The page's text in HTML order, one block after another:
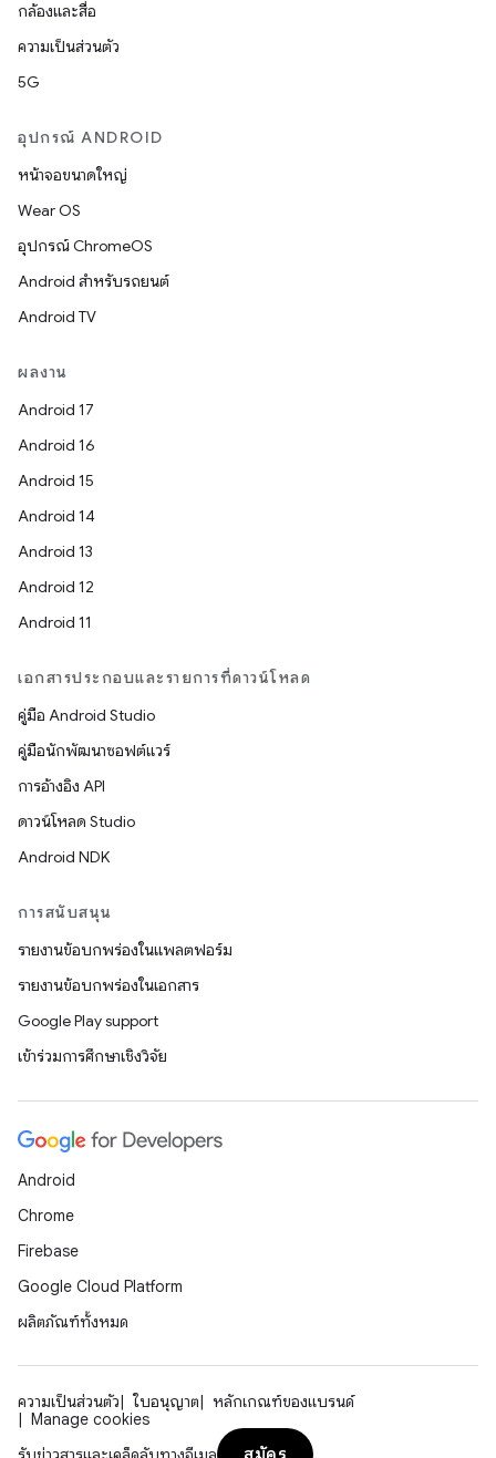
กล้องและสื่อ
ความเป็นส่วนตัว
5G
อุปกรณ์ ANDROID
หน้าจอขนาดใหญ่
Wear OS
อุปกรณ์ ChromeOS
Android สำหรับรถยนต์
Android TV
ผลงาน
Android 17
Android 16
Android 15
Android 14
Android 13
Android 12
Android 11
เอกสารประกอบและรายการที่ดาวน์โหลด
คู่มือ Android Studio
คู่มือนักพัฒนาซอฟต์แวร์
การอ้างอิง API
ดาวน์โหลด Studio
Android NDK
การสนับสนุน
รายงานข้อบกพร่องในแพลตฟอร์ม
รายงานข้อบกพร่องในเอกสาร
Google Play support
เข้าร่วมการศึกษาเชิงวิจัย
Android
Chrome
Firebase
Google Cloud Platform
ผลิตภัณฑ์ทั้งหมด
ความเป็นส่วนตัว ใบอนุญาต
หลักเกณฑ์ของแบรนด์
Manage cookies